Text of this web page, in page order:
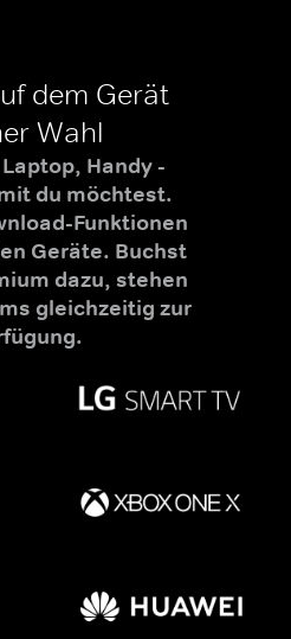
dem Gerät
Wahl
Handy -
du möchtest.
Funktionen
Geräte. Buchst
dazu, stehen
gleichzeitig zur